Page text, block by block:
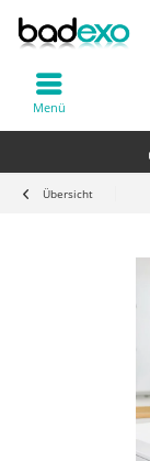
Menü
Übersicht